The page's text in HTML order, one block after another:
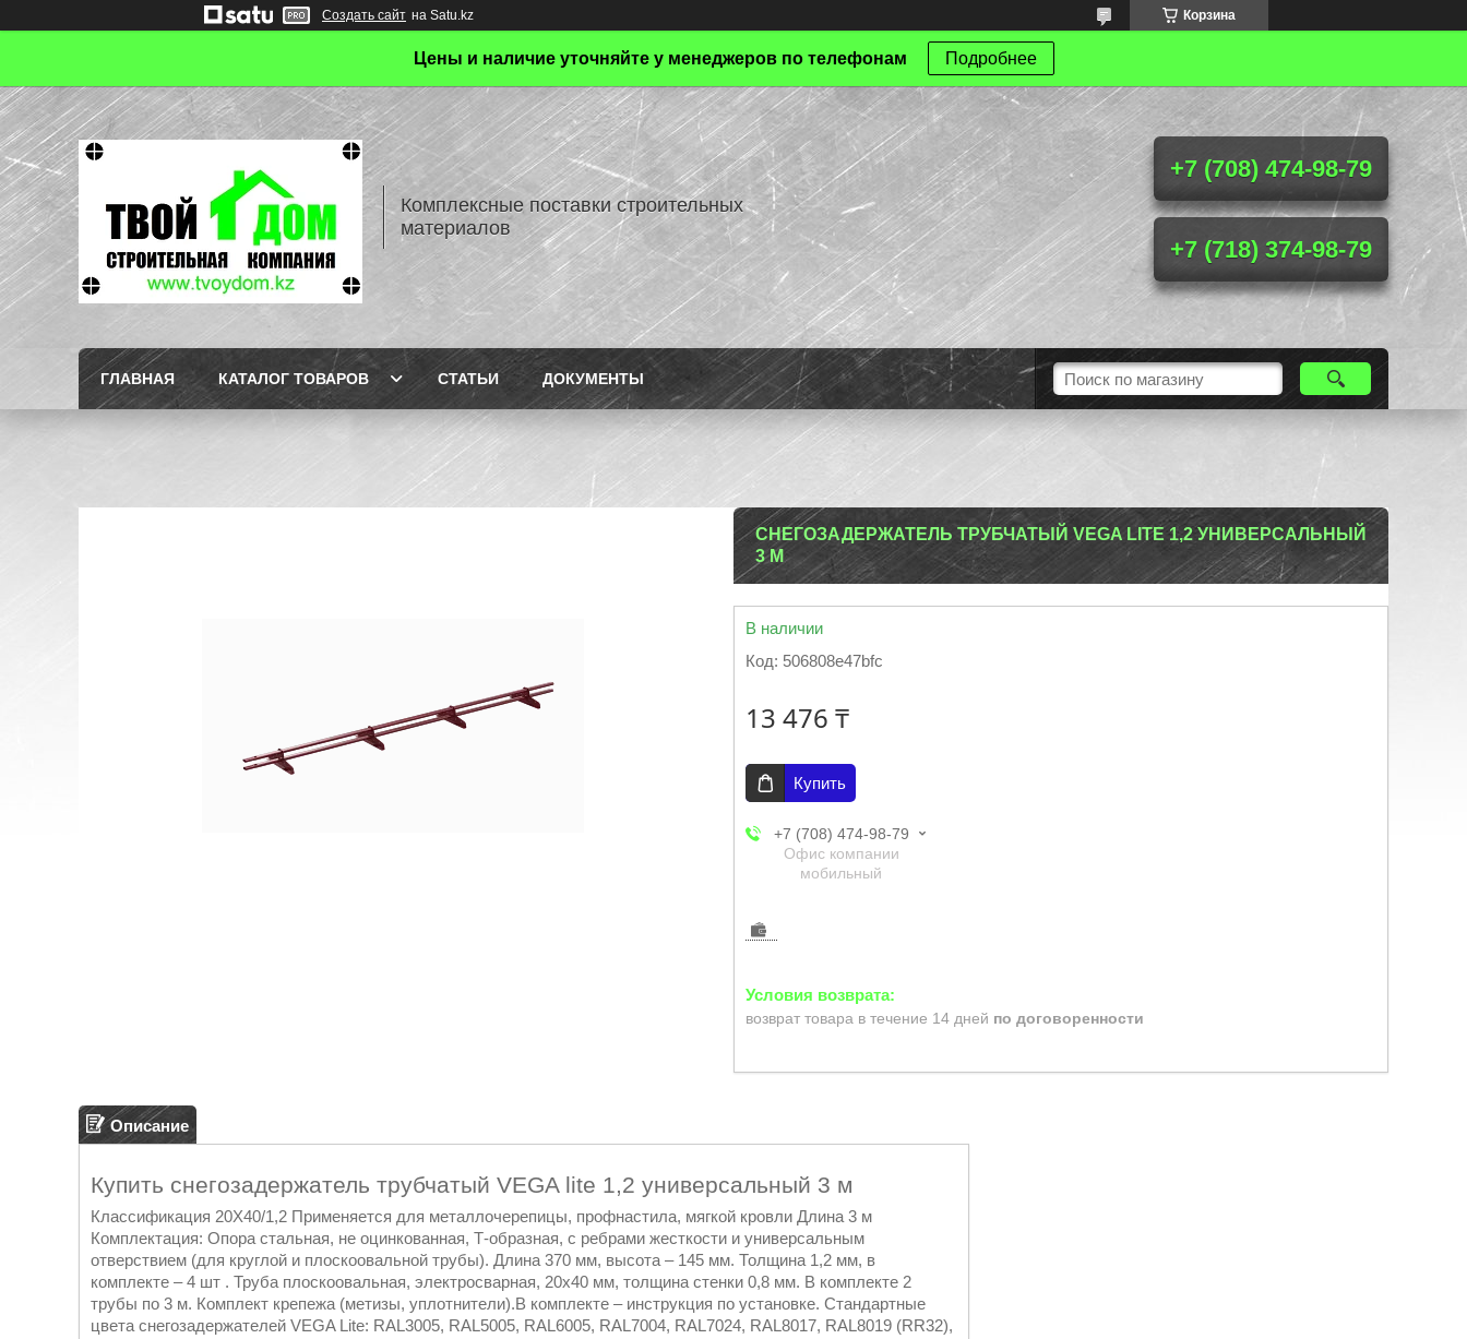
Создать сайт на Satu.kz Корзина
Цены и наличие уточняйте у менеджеров по телефонам Подробнее
Комплексные поставки строительных
материалов
+7 (708) 474-98-79
+7 (718) 374-98-79
ГЛАВНАЯ КАТАЛОГ ТОВАРОВ СТАТЬИ ДОКУМЕНТЫ
СНЕГОЗАДЕРЖАТЕЛЬ ТРУБЧАТЫЙ VEGA LITE 1,2 УНИВЕРСАЛЬНЫЙ
3 М
В наличии
Код: 506808e47bfc
13 476 ₸
Купить
+7 (708) 474-98-79
Офис компании
мобильный
возврат товара в течение 14 дней по договоренности
Описание
Купить снегозадержатель трубчатый VEGA lite 1,2 универсальный 3 м
Классификация 20X40/1,2 Применяется для металлочерепицы, профнастила, мягкой кровли Длина 3 м
Комплектация: Опора стальная, не оцинкованная, Т-образная, с ребрами жесткости и универсальным
отверствием (для круглой и плоскоовальной трубы). Длина 370 мм, высота – 145 мм. Толщина 1,2 мм, в
комплекте – 4 шт . Труба плоскоовальная, электросварная, 20х40 мм, толщина стенки 0,8 мм. В комплекте 2
трубы по 3 м. Комплект крепежа (метизы, уплотнители).В комплекте – инструкция по установке. Стандартные
цвета снегозадержателей VEGA Lite: RAL3005, RAL5005, RAL6005, RAL7004, RAL7024, RAL8017, RAL8019 (RR32),